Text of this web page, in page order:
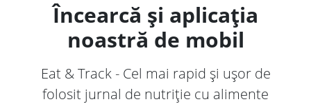
Încearcă și aplicația
noastră de mobil
Eat & Track - Cel mai rapid și ușor de
folosit jurnal de nutriție cu alimente